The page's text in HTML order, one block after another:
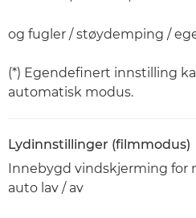
og fugler / støydemping /
(*) Egendefinert innstilling
automatisk modus.
Lydinnstillinger (filmmodus)
Innebygd vindskjerming for
auto lav / av